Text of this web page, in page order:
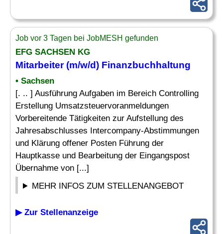
Job vor 3 Tagen bei JobMESH gefunden
EFG SACHSEN KG
Mitarbeiter (m/w/d) Finanzbuchhaltung
• Sachsen
[. .. ] Ausführung Aufgaben im Bereich Controlling
Erstellung Umsatzsteuervoranmeldungen
Vorbereitende Tätigkeiten zur Aufstellung des
Jahresabschlusses Intercompany-Abstimmungen
und Klärung offener Posten Führung der
Hauptkasse und Bearbeitung der Eingangspost
Übernahme von [...]
MEHR INFOS ZUM STELLENANGEBOT
▶ Zur Stellenanzeige